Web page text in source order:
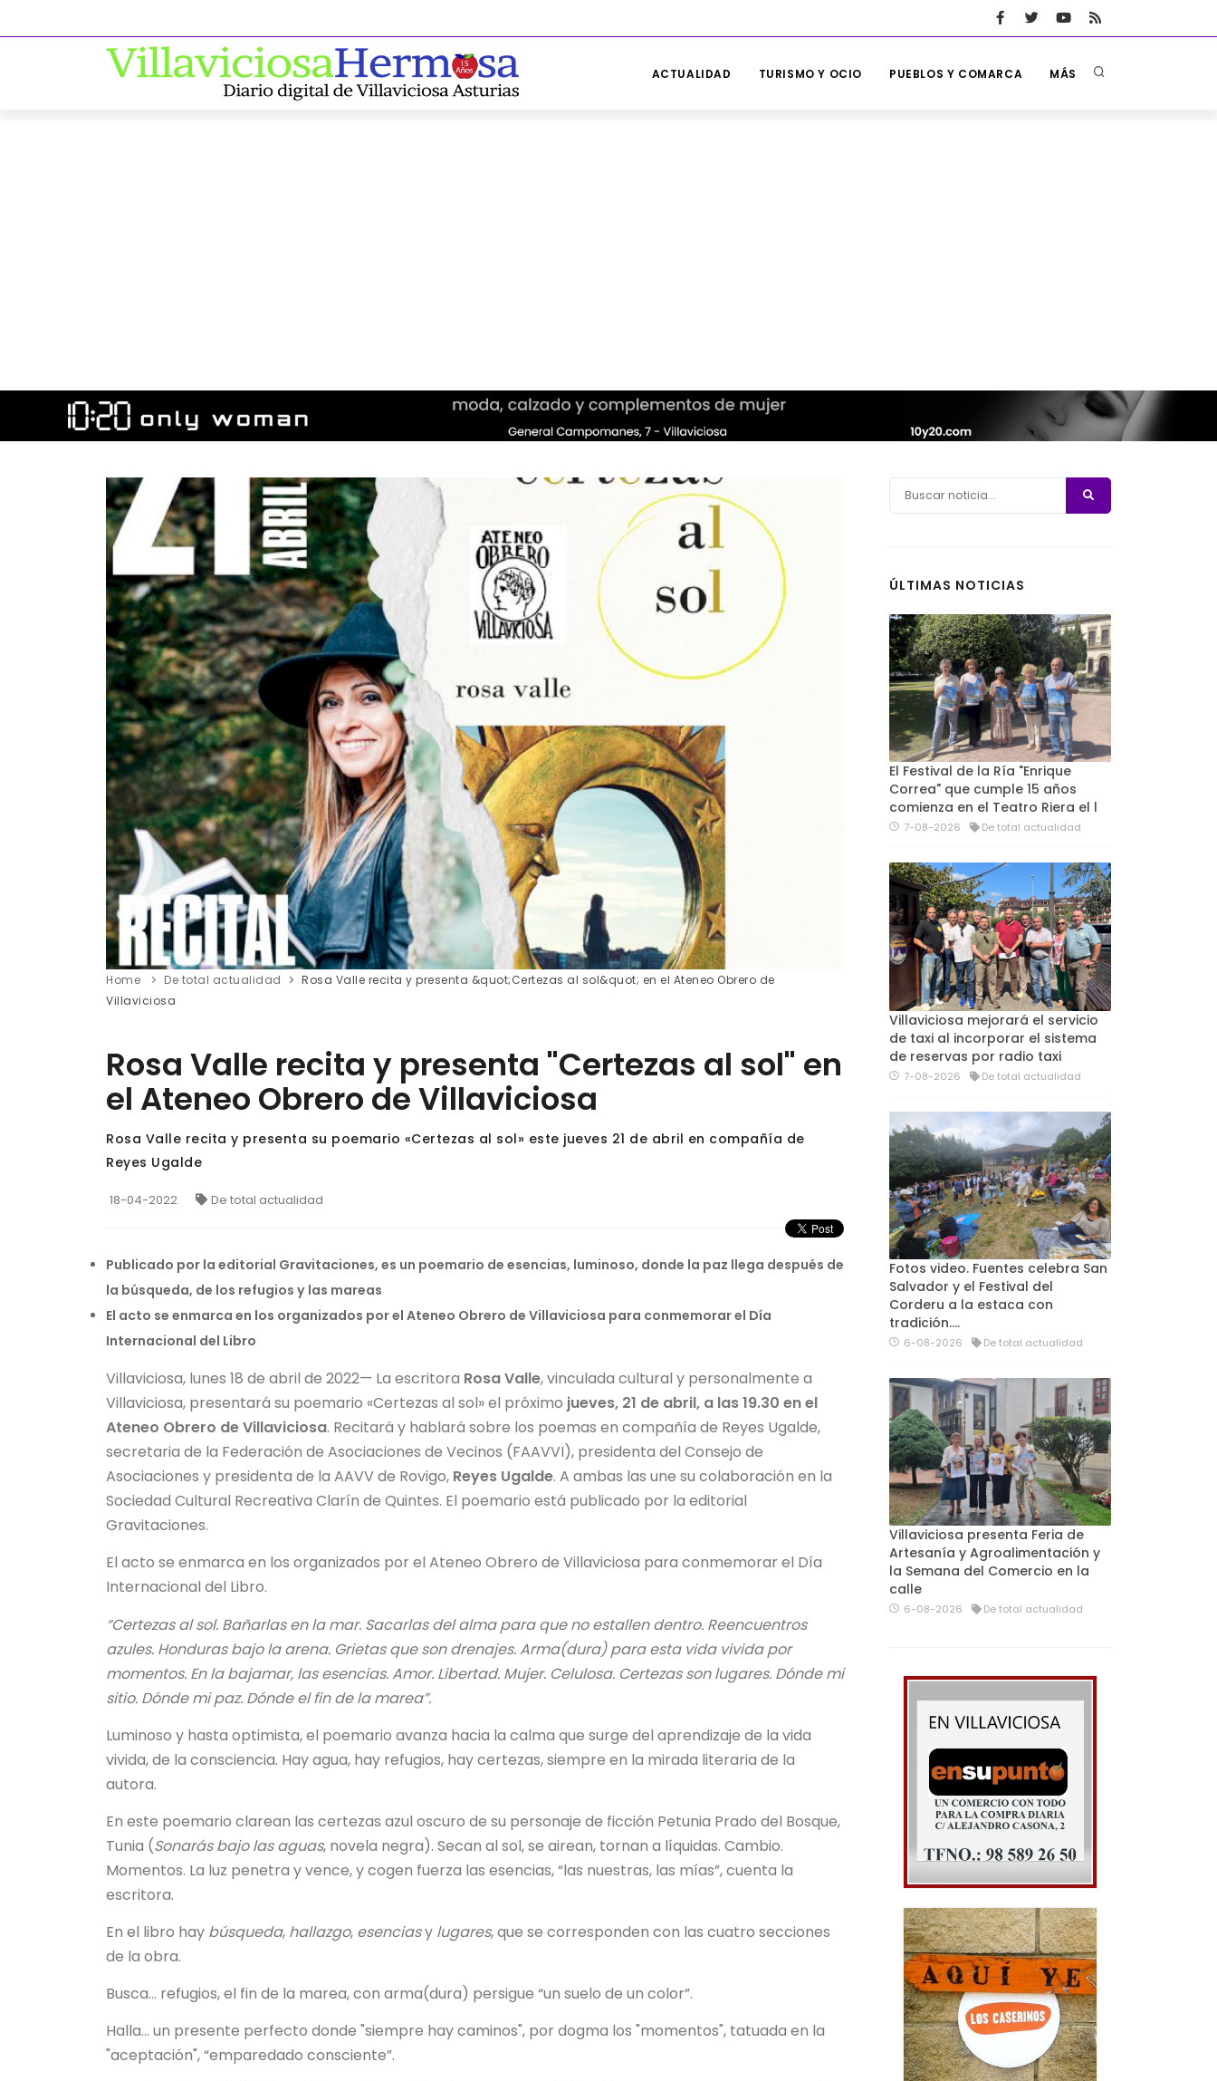
ACTUALIDAD TURISMO Y OCIO PUEBLOS Y COMARCA MÁS
Home De total actualidad
Rosa Valle recita y presenta &quot;Certezas al sol&quot; en el Ateneo Obrero de
Villaviciosa
Rosa Valle recita y presenta "Certezas al sol" en
el Ateneo Obrero de Villaviciosa
Rosa Valle recita y presenta su poemario «Certezas al sol» este jueves 21 de abril en compañía de
Reyes Ugalde
18-04-2022 De total actualidad
Publicado por la editorial Gravitaciones, es un poemario de esencias, luminoso, donde la paz llega después de
la búsqueda, de los refugios y las mareas
El acto se enmarca en los organizados por el Ateneo Obrero de Villaviciosa para conmemorar el Día
Internacional del Libro
Villaviciosa, lunes 18 de abril de 2022— La escritora Rosa Valle, vinculada cultural y personalmente a
Villaviciosa, presentará su poemario «Certezas al sol» el próximo jueves, 21 de abril, a las 19.30 en el
Ateneo Obrero de Villaviciosa. Recitará y hablará sobre los poemas en compañía de Reyes Ugalde,
secretaria de la Federación de Asociaciones de Vecinos (FAAVVI), presidenta del Consejo de
Asociaciones y presidenta de la AAVV de Rovigo, Reyes Ugalde. A ambas las une su colaboración en la
Sociedad Cultural Recreativa Clarín de Quintes. El poemario está publicado por la editorial
Gravitaciones.
El acto se enmarca en los organizados por el Ateneo Obrero de Villaviciosa para conmemorar el Día
Internacional del Libro.
“Certezas al sol. Bañarlas en la mar. Sacarlas del alma para que no estallen dentro. Reencuentros
azules. Honduras bajo la arena. Grietas que son drenajes. Arma(dura) para esta vida vivida por
momentos. En la bajamar, las esencias. Amor. Libertad. Mujer. Celulosa. Certezas son lugares. Dónde mi
sitio. Dónde mi paz. Dónde el fin de la marea”.
Luminoso y hasta optimista, el poemario avanza hacia la calma que surge del aprendizaje de la vida
vivida, de la consciencia. Hay agua, hay refugios, hay certezas, siempre en la mirada literaria de la
autora.
En este poemario clarean las certezas azul oscuro de su personaje de ficción Petunia Prado del Bosque,
Tunia (Sonarás bajo las aguas, novela negra). Secan al sol, se airean, tornan a líquidas. Cambio.
Momentos. La luz penetra y vence, y cogen fuerza las esencias, “las nuestras, las mías”, cuenta la
escritora.
En el libro hay búsqueda, hallazgo, esenciasy lugares, que se corresponden con las cuatro secciones
de la obra.
Busca… refugios, el fin de la marea, con arma(dura) persigue “un suelo de un color”.
Halla… un presente perfecto donde "siempre hay caminos", por dogma los "momentos", tatuada en la
"aceptación", “emparedado consciente”.
ÚLTIMAS NOTICIAS
El Festival de la Ría "Enrique
Correa" que cumple 15 años
comienza en el Teatro Riera el l
7-08-2026 De total actualidad
Villaviciosa mejorará el servicio
de taxi al incorporar el sistema
de reservas por radio taxi
7-08-2026 De total actualidad
Fotos video. Fuentes celebra San
Salvador y el Festival del
Corderu a la estaca con
tradición....
6-08-2026 De total actualidad
Villaviciosa presenta Feria de
Artesanía y Agroalimentación y
la Semana del Comercio en la
calle
6-08-2026 De total actualidad